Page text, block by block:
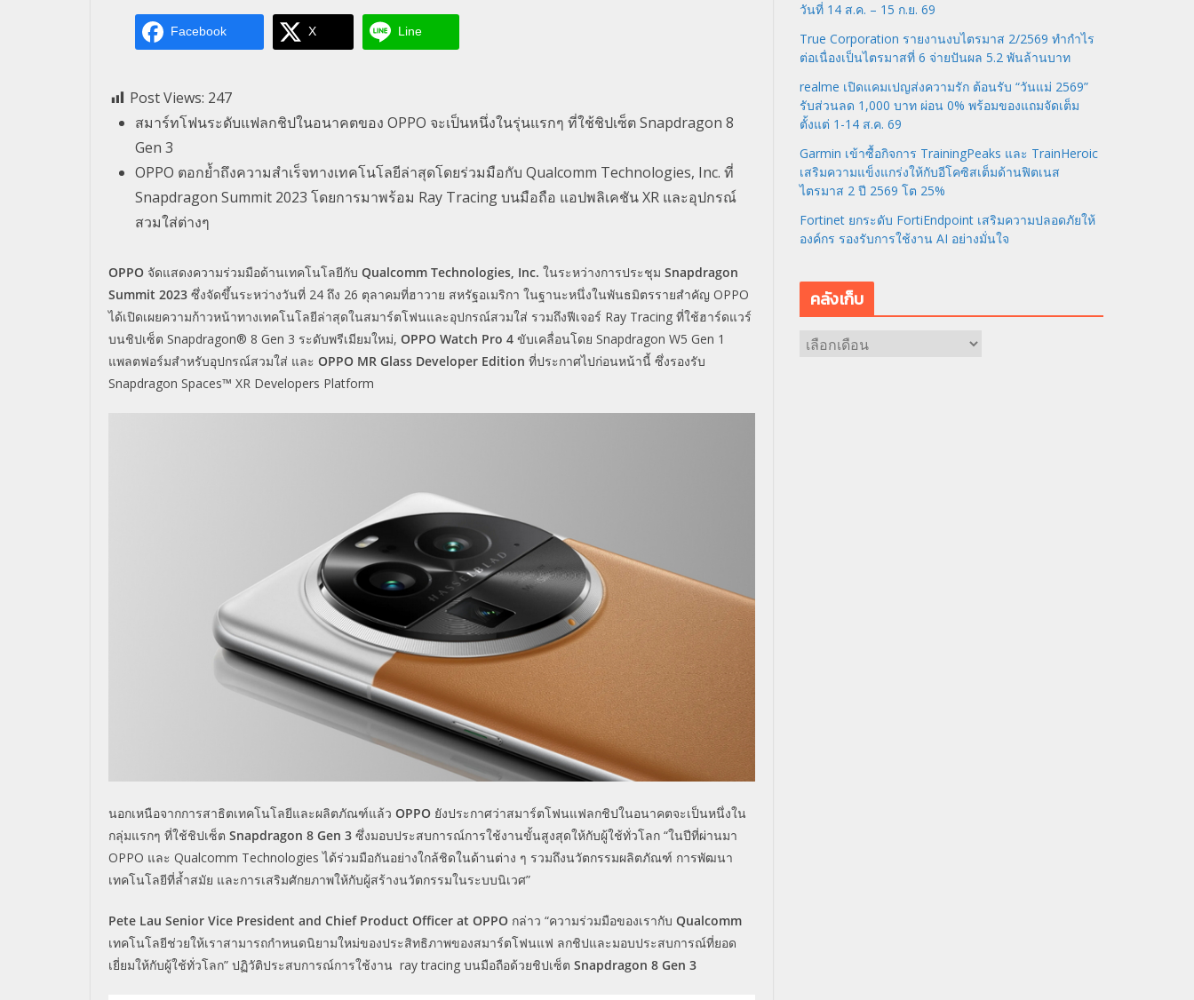
Facebook X Line
Post Views: 247
สมาร์ทโฟนระดับแฟลกชิปในอนาคตของ OPPO จะเป็นหนึ่งในรุ่นแรกๆ ที่ใช้ชิปเซ็ต Snapdragon 8
Gen 3
OPPO ตอกย้ำถึงความสำเร็จทางเทคโนโลยีล่าสุดโดยร่วมมือกับ Qualcomm Technologies, Inc. ที่
Snapdragon Summit 2023 โดยการมาพร้อม Ray Tracing บนมือถือ แอปพลิเคชัน XR และอุปกรณ์
สวมใส่ต่างๆ
OPPO จัดแสดงความร่วมมือด้านเทคโนโลยีกับ Qualcomm Technologies, Inc. ในระหว่างการประชุม Snapdragon
Summit 2023 ซึ่งจัดขึ้นระหว่างวันที่ 24 ถึง 26 ตุลาคมที่ฮาวาย สหรัฐอเมริกา ในฐานะหนึ่งในพันธมิตรรายสำคัญ OPPO
ได้เปิดเผยความก้าวหน้าทางเทคโนโลยีล่าสุดในสมาร์ตโฟนและอุปกรณ์สวมใส่ รวมถึงฟีเจอร์ Ray Tracing ที่ใช้ฮาร์ดแวร์
บนชิปเซ็ต Snapdragon® 8 Gen 3 ระดับพรีเมียมใหม่, OPPO Watch Pro 4 ขับเคลื่อนโดย Snapdragon W5 Gen 1
แพลตฟอร์มสำหรับอุปกรณ์สวมใส่ และ OPPO MR Glass Developer Edition ที่ประกาศไปก่อนหน้านี้ ซึ่งรองรับ
Snapdragon Spaces™ XR Developers Platform
นอกเหนือจากการสาธิตเทคโนโลยีและผลิตภัณฑ์แล้ว OPPO ยังประกาศว่าสมาร์ตโฟนแฟลกชิปในอนาคตจะเป็นหนึ่งใน
กลุ่มแรกๆ ที่ใช้ชิปเซ็ต Snapdragon 8 Gen 3 ซึ่งมอบประสบการณ์การใช้งานขั้นสูงสุดให้กับผู้ใช้ทั่วโลก “ในปีที่ผ่านมา
OPPO และ Qualcomm Technologies ได้ร่วมมือกันอย่างใกล้ชิดในด้านต่าง ๆ รวมถึงนวัตกรรมผลิตภัณฑ์ การพัฒนา
เทคโนโลยีที่ล้ำสมัย และการเสริมศักยภาพให้กับผู้สร้างนวัตกรรมในระบบนิเวศ”
Pete Lau Senior Vice President and Chief Product Officer at OPPO กล่าว “ความร่วมมือของเรากับ Qualcomm
เทคโนโลยีช่วยให้เราสามารถกำหนดนิยามใหม่ของประสิทธิภาพของสมาร์ตโฟนแฟ ลกชิปและมอบประสบการณ์ที่ยอด
เยี่ยมให้กับผู้ใช้ทั่วโลก” ปฏิวัติประสบการณ์การใช้งาน ray tracing บนมือถือด้วยชิปเซ็ต Snapdragon 8 Gen 3
วันที่ 14 ส.ค. – 15 ก.ย. 69
True Corporation รายงานงบไตรมาส 2/2569 ทำกำไร
ต่อเนื่องเป็นไตรมาสที่ 6 จ่ายปันผล 5.2 พันล้านบาท
realme เปิดแคมเปญส่งความรัก ต้อนรับ “วันแม่ 2569”
รับส่วนลด 1,000 บาท ผ่อน 0% พร้อมของแถมจัดเต็ม
ตั้งแต่ 1-14 ส.ค. 69
Garmin เข้าซื้อกิจการ TrainingPeaks และ TrainHeroic
เสริมความแข็งแกร่งให้กับอีโคซิสเต็มด้านฟิตเนส
ไตรมาส 2 ปี 2569 โต 25%
Fortinet ยกระดับ FortiEndpoint เสริมความปลอดภัยให้
องค์กร รองรับการใช้งาน AI อย่างมั่นใจ
คลังเก็บ